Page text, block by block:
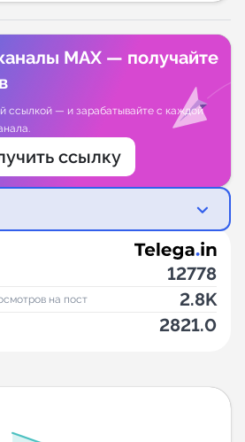
MAX — получайте
ссылкой — и зарабатывайте с каждой
ссылку
12778
на пост 2.8K
2821.0